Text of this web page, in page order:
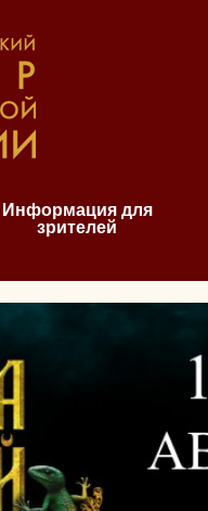
Информация для
зрителей